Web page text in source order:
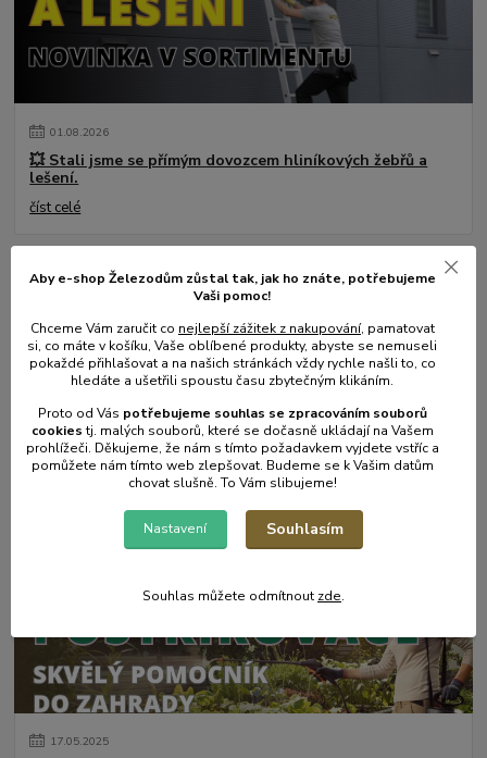
01.08.2026
💥 Stali jsme se přímým dovozcem hliníkových žebřů a
lešení.
číst celé
31.05.2025
Mulčování od A do Z.
17.05.2025
Aby e-shop Železodům zůstal tak, jak ho znáte, potřebujeme
Vaši pomoc!
Chceme Vám zaručit co nejlepší zážitek z nakupování, pamatovat
si, co máte v košíku, Vaše oblíbené produkty, abyste se nemuseli
pokaždé přihlašovat a na našich stránkách vždy rychle našli to, co
hledáte a ušetřili spoustu času zbytečným klikáním.
Proto od Vás potřebujeme souhlas se zpracováním souborů
cookiestj. malých souborů, které se dočasně ukládají na Vašem
prohlížeči. Děkujeme, že nám s tímto požadavkem vyjdete vstříc a
pomůžete nám tímto web zlepšovat. Budeme se k Vašim datům
chovat slušně. To Vám slibujeme!
Nastavení Souhlasím
Souhlas můžete odmítnout zde.